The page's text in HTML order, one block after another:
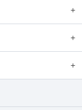
＋
＋
＋